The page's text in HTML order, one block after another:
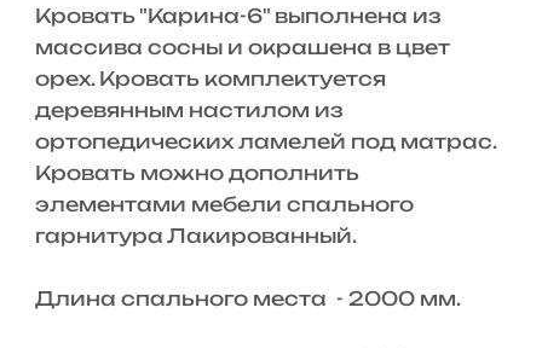
Кровать "Карина-6" выполнена из
массива сосны и окрашена в цвет
орех. Кровать комплектуется
деревянным настилом из
ортопедических ламелей под матрас.
Кровать можно дополнить
элементами мебели спального
гарнитура Лакированный.
Длина спального места - 2000 мм.